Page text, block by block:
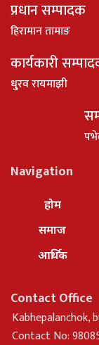
प्रधान सम्पादक
हिरामान तामाङ
कार्यकारी
धु्रव रायमाझी
Navigation
होम
समाज
आर्थिक
Contact Office
Kabhepalanchok,
Contact No: